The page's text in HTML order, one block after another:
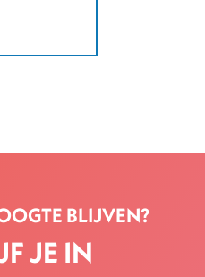
BLIJVEN?
JE IN